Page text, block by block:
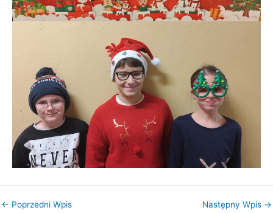
← Poprzedni Wpis Następny Wpis →